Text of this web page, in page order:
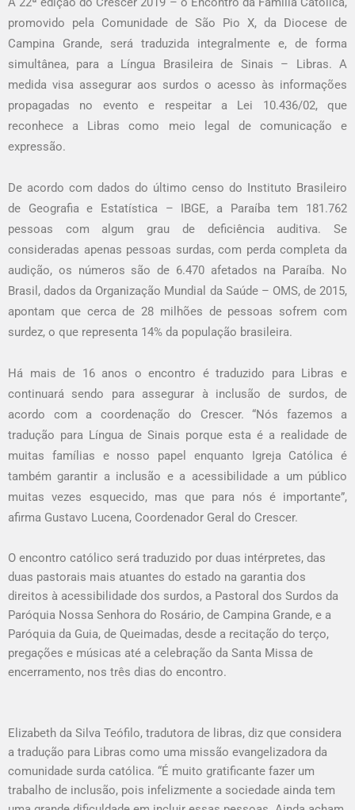
promovido pela Comunidade de São Pio X, da Diocese de
Campina Grande, será traduzida integralmente e, de forma
simultânea, para a Língua Brasileira de Sinais – Libras. A
medida visa assegurar aos surdos o acesso às informações
propagadas no evento e respeitar a Lei 10.436/02, que
reconhece a Libras como meio legal de comunicação e
expressão.
De acordo com dados do último censo do Instituto Brasileiro
de Geografia e Estatística – IBGE, a Paraíba tem 181.762
pessoas com algum grau de deficiência auditiva. Se
consideradas apenas pessoas surdas, com perda completa da
audição, os números são de 6.470 afetados na Paraíba. No
Brasil, dados da Organização Mundial da Saúde – OMS, de 2015,
apontam que cerca de 28 milhões de pessoas sofrem com
surdez, o que representa 14% da população brasileira.
Há mais de 16 anos o encontro é traduzido para Libras e
continuará sendo para assegurar à inclusão de surdos, de
acordo com a coordenação do Crescer. “Nós fazemos a
tradução para Língua de Sinais porque esta é a realidade de
muitas famílias e nosso papel enquanto Igreja Católica é
também garantir a inclusão e a acessibilidade a um público
muitas vezes esquecido, mas que para nós é importante”,
afirma Gustavo Lucena, Coordenador Geral do Crescer.
O encontro católico será traduzido por duas intérpretes, das
duas pastorais mais atuantes do estado na garantia dos
direitos à acessibilidade dos surdos, a Pastoral dos Surdos da
Paróquia Nossa Senhora do Rosário, de Campina Grande, e a
Paróquia da Guia, de Queimadas, desde a recitação do terço,
pregações e músicas até a celebração da Santa Missa de
encerramento, nos três dias do encontro.
Elizabeth da Silva Teófilo, tradutora de libras, diz que considera
a tradução para Libras como uma missão evangelizadora da
comunidade surda católica. “É muito gratificante fazer um
trabalho de inclusão, pois infelizmente a sociedade ainda tem